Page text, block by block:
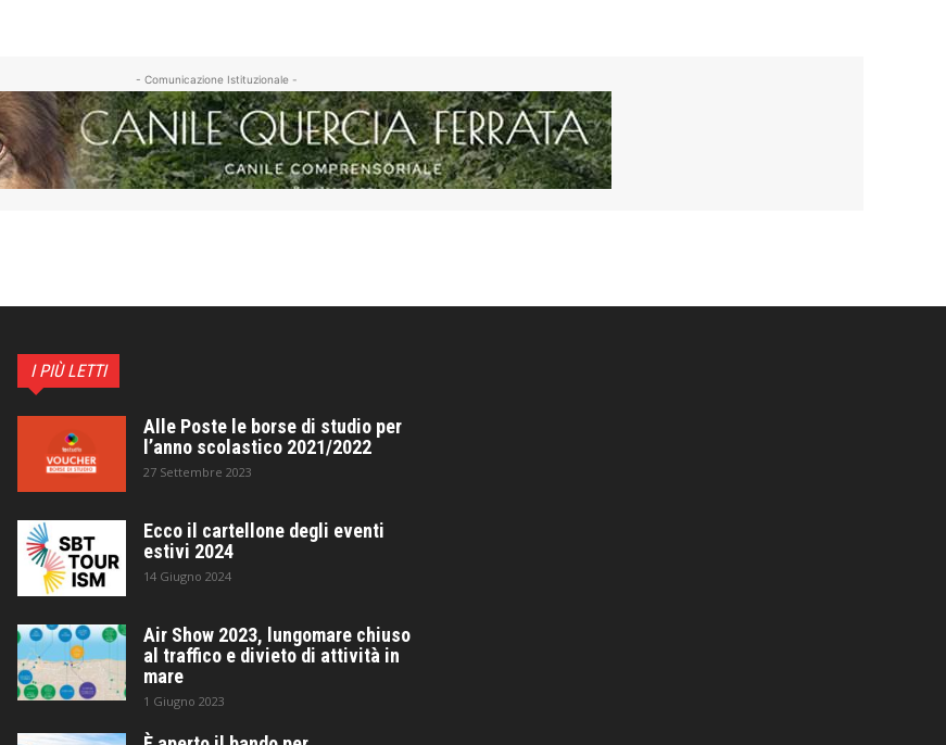
- Comunicazione Istituzionale -
I PIÙ LETTI
Alle Poste le borse di studio per
l’anno scolastico 2021/2022
27 Settembre 2023
Ecco il cartellone degli eventi
estivi 2024
14 Giugno 2024
Air Show 2023, lungomare chiuso
al traffico e divieto di attività in
mare
1 Giugno 2023